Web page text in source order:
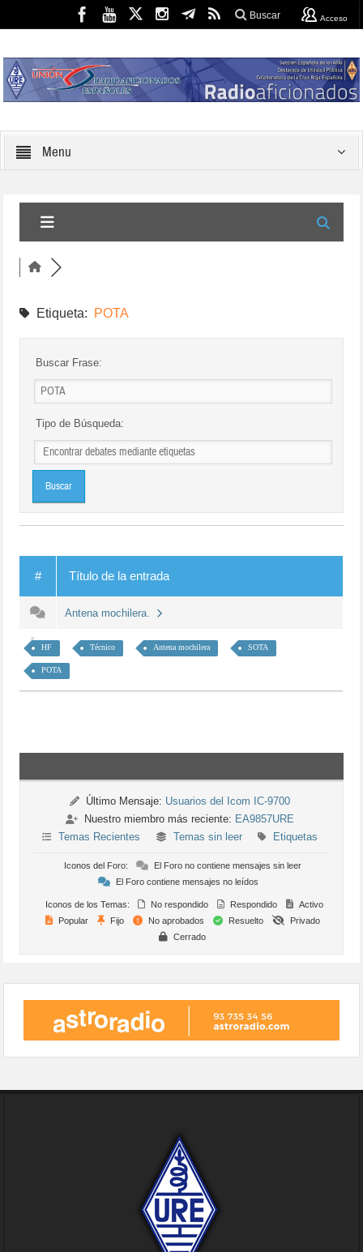
Buscar Acceso
Menu
Etiqueta: POTA
Buscar Frase:
Tipo de Búsqueda:
# Título de la entrada
Antena mochilera.
HF Técnico Antena mochilera SOTA
POTA
Último Mensaje: Usuarios del Icom IC-9700
Nuestro miembro más reciente: EA9857URE
Temas Recientes
Temas sin leer Etiquetas
Iconos del Foro:
El Foro no contiene mensajes sin leer
El Foro contiene mensajes no leídos
Iconos de los Temas: No respondido Respondido
Activo
Popular
Fijo No aprobados Resuelto
Privado
Cerrado